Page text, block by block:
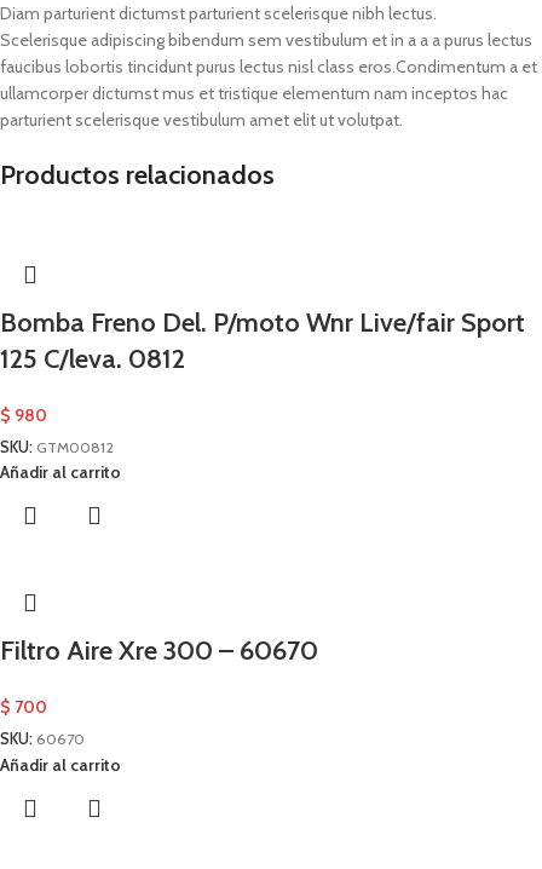
Diam parturient dictumst parturient scelerisque nibh lectus.
Scelerisque adipiscing bibendum sem vestibulum et in a a a purus lectus
faucibus lobortis tincidunt purus lectus nisl class eros.Condimentum a et
ullamcorper dictumst mus et tristique elementum nam inceptos hac
parturient scelerisque vestibulum amet elit ut volutpat.
Productos relacionados
Bomba Freno Del. P/moto Wnr Live/fair Sport
125 C/leva. 0812
$ 980
SKU: GTM00812
Añadir al carrito
Filtro Aire Xre 300 – 60670
$ 700
SKU: 60670
Añadir al carrito